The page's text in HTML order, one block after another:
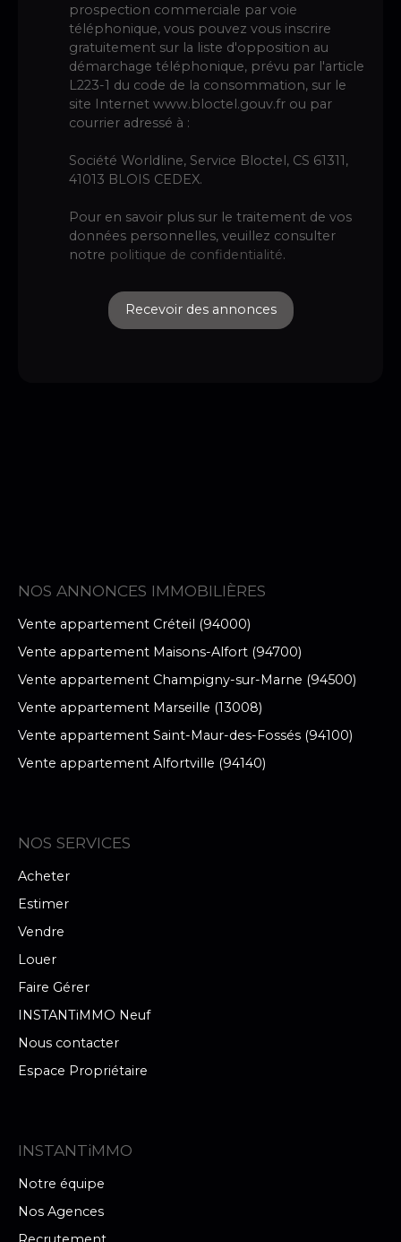
prospection commerciale par voie
téléphonique, vous pouvez vous inscrire
gratuitement sur la liste d'opposition au
démarchage téléphonique, prévu par l'article
L223-1 du code de la consommation, sur le
site Internet www.bloctel.gouv.fr ou par
courrier adressé à :
Société Worldline, Service Bloctel, CS 61311,
41013 BLOIS CEDEX.
Pour en savoir plus sur le traitement de vos
données personnelles, veuillez consulter
notre politique de confidentialité.
Recevoir des annonces
NOS ANNONCES IMMOBILIÈRES
Vente appartement Créteil (94000)
Vente appartement Maisons-Alfort (94700)
Vente appartement Champigny-sur-Marne (94500)
Vente appartement Marseille (13008)
Vente appartement Saint-Maur-des-Fossés (94100)
Vente appartement Alfortville (94140)
NOS SERVICES
Acheter
Estimer
Vendre
Louer
Faire Gérer
INSTANTiMMO Neuf
Nous contacter
Espace Propriétaire
INSTANTiMMO
Notre équipe
Nos Agences